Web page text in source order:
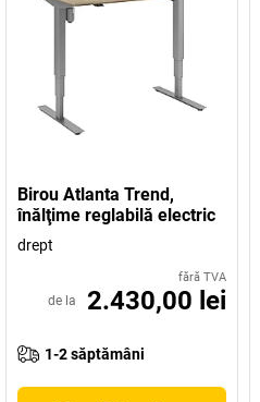
Birou Atlanta Trend,
înălţime reglabilă electric
drept
fără TVA
de la 2.430,00 lei
1-2 săptămâni